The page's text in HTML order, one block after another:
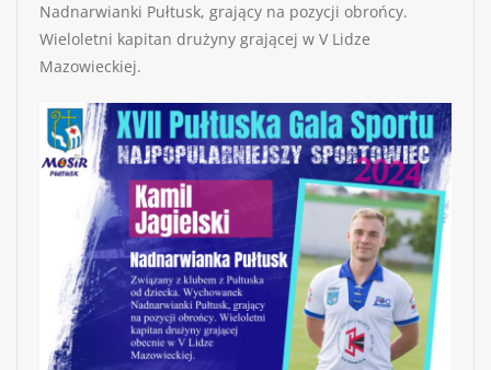
Nadnarwianki Pułtusk, grający na pozycji obrońcy.
Wieloletni kapitan drużyny grającej w V Lidze
Mazowieckiej.